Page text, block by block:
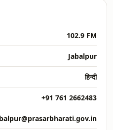
102.9 FM
Jabalpur
हिन्दी
+91 761 2662483